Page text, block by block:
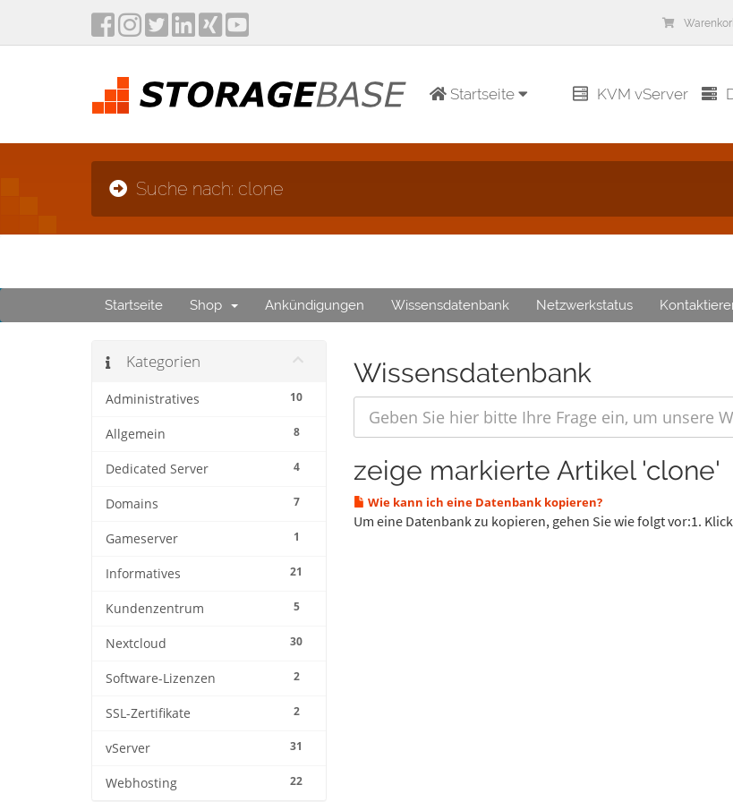
Startseite KVM vServer
Suche nach: clone
Startseite Shop Ankündigungen Wissensdatenbank Netzwerkstatus
Wissensdatenbank
Kategorien
10
Administratives
8
Allgemein
4
Dedicated Server
7
Domains
1
Gameserver
21
Informatives
5
Kundenzentrum
30
Nextcloud
2
Software-Lizenzen
2
SSL-Zertifikate
31
vServer
22
Webhosting
zeige markierte Artikel 'clone'
Wie kann ich eine Datenbank kopieren?
Um eine Datenbank zu kopieren, gehen Sie wie folgt vor:1.